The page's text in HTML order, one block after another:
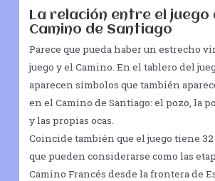
La relación entre el juego
Camino de Santiago
Parece que pueda haber un estrecho
juego y el Camino. En el tablero del
aparecen símbolos que también
en el Camino de Santiago: el pozo, la
y las propias ocas.
Coincide también que el juego tiene
que pueden considerarse como las
Camino Francés desde la frontera de